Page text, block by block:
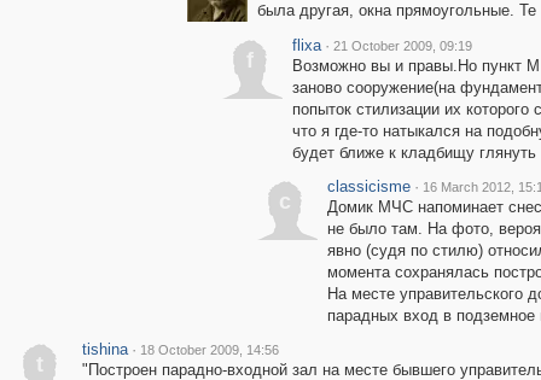
была другая, окна прямоугольные.
f
flixa · 21 October 2009, 09:19
Возможно вы и правы.Но пункт
заново сооружение(на
попыток стилизации их
что я где-то натыкался на
будет ближе к кладбищу глянуть
c
classicisme · 16 March 2012,
Домик МЧС напоминает
не было там. На фото,
явно (судя по стилю)
момента сохранялась
На месте управительского
парадных вход в подземное
t
tishina · 18 October 2009, 14:56
"Построен парадно-входной зал на месте бывшего